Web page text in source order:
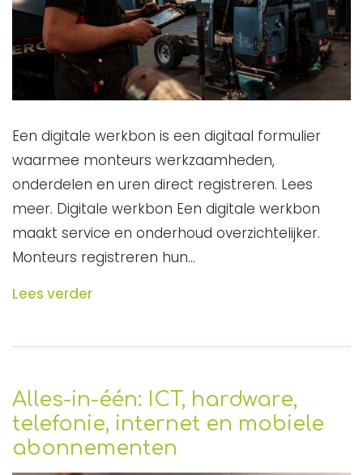
Een digitale werkbon is een digitaal formulier
waarmee monteurs werkzaamheden,
onderdelen en uren direct registreren. Lees
meer. Digitale werkbon Een digitale werkbon
maakt service en onderhoud overzichtelijker.
Monteurs registreren hun…
Lees verder
Alles-in-één: ICT, hardware,
telefonie, internet en mobiele
abonnementen